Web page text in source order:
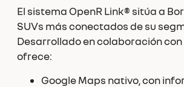
El sistema OpenR Link® sitúa a
SUVs más conectados de su
Desarrollado en colaboración con
ofrece:
Google Maps nativo, con